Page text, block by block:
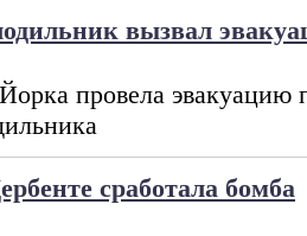
вызвал
провела эвакуацию
сработала бомба